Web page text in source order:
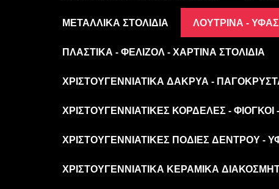
ΜΕΤΑΛΛΙΚΆ ΣΤΟΛΊΔΙΑ ΛΟΎΤΡΙΝΑ -
ΠΛΑΣΤΙΚΆ - ΦΕΛΙΖΌΛ - ΧΆΡΤΙΝΑ ΣΤΟΛΊΔΙΑ
ΧΡΙΣΤΟΥΓΕΝΝΙΆΤΙΚΑ ΔΆΚΡΥΑ -
ΧΡΙΣΤΟΥΓΕΝΝΙΆΤΙΚΕΣ ΚΟΡΔΈΛΕΣ -
ΧΡΙΣΤΟΥΓΕΝΝΙΆΤΙΚΕΣ ΠΟΔΙΈΣ ΔΈΝΤΡΟΥ -
ΧΡΙΣΤΟΥΓΕΝΝΙΆΤΙΚΑ ΚΕΡΑΜΙΚΆ